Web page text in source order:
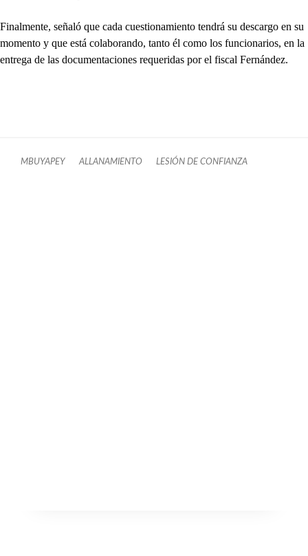
Finalmente, señaló que cada cuestionamiento tendrá su descargo en su
momento y que está colaborando, tanto él como los funcionarios, en la
entrega de las documentaciones requeridas por el fiscal Fernández.
MBUYAPEY ALLANAMIENTO LESIÓN DE CONFIANZA